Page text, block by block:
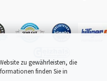
zu gewährleisten, die
finden Sie in